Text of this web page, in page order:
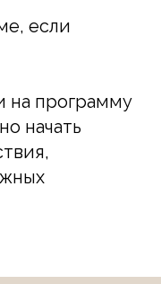
если
на программу
начать